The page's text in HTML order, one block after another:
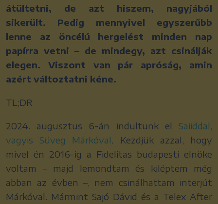
átültetni, de azt hiszem, nagyjából
sikerült. Pedig mennyivel egyszerűbb
lenne az öncélú hergelést minden nap
papírra vetni – de mindegy, azt csinálják
elegen. Viszont van pár apróság, amin
azért változtatni kéne.
TL;DR
2024. augusztus 6-án indultunk el Saiiddal,
vagyis Süveg Márkóval. Kezdjük azzal, hogy
mivel én 2016-ig a Fidelitas budapesti elnöke
voltam – majd lemondtam és kiléptem még
abban az évben –, nem csinálhattam interjút
Márkóval. Mármint Sajó Dávid és a Telex After